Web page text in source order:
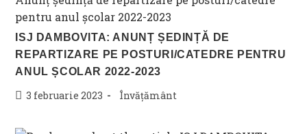
ISJ DAMBOVITA: ANUNȚ ȘEDINȚĂ DE
REPARTIZARE PE POSTURI/CATEDRE PENTRU
ANUL ȘCOLAR 2022-2023
Post3 februarie 2023
Post
Învățământ